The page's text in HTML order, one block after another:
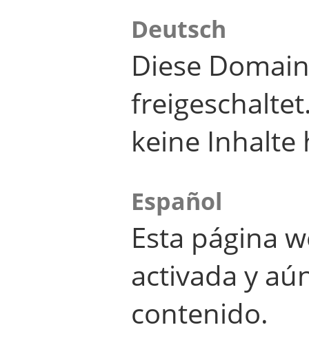
Deutsch
Diese
keine Inhalte
Español
Esta página
activada y
contenido.